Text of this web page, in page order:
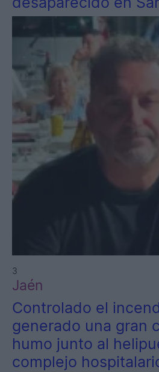
3
Jaén
Controlado el
generado una gran
humo junto al
complejo